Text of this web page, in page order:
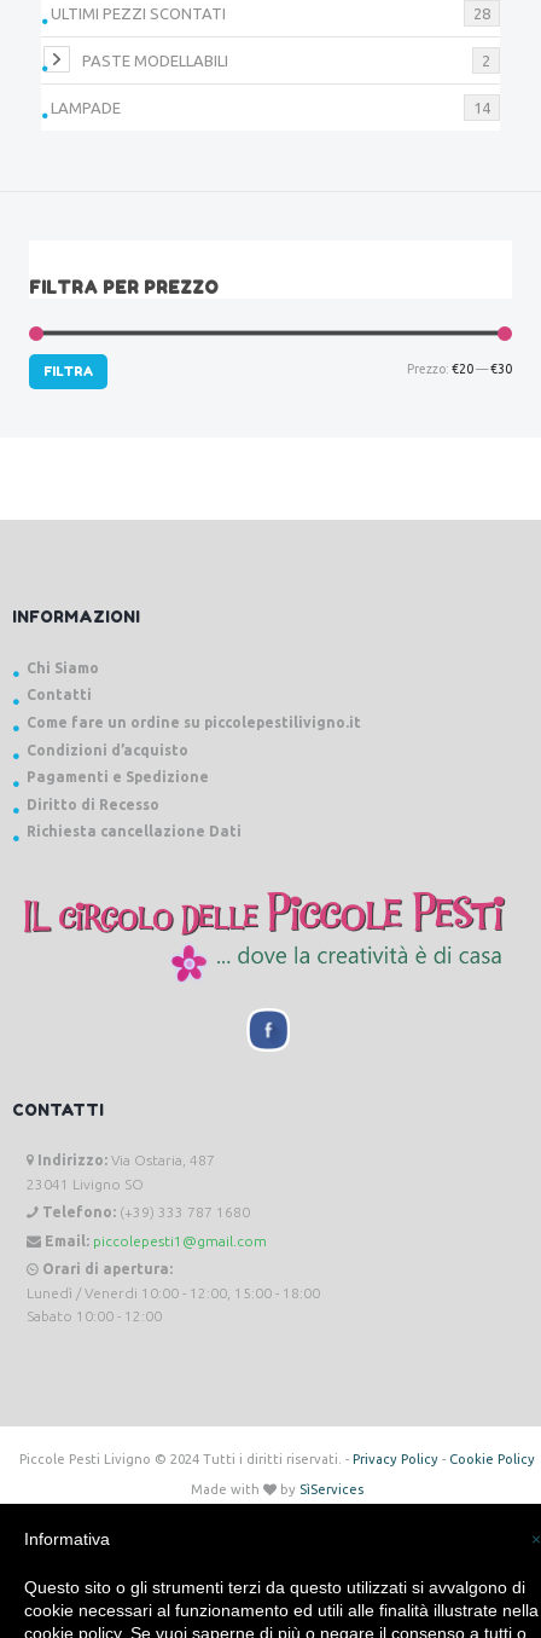
ULTIMI PEZZI SCONTATI 28
PASTE MODELLABILI 2
LAMPADE 14
FILTRA PER PREZZO
FILTRA Prezzo: €20—€30
INFORMAZIONI
Chi Siamo
Contatti
Come fare un ordine su piccolepestilivigno.it
Condizioni d’acquisto
Pagamenti e Spedizione
Diritto di Recesso
Richiesta cancellazione Dati
CONTATTI
Indirizzo: Via Ostaria, 487
23041 Livigno SO
Telefono: (+39) 333 787 1680
Email: piccolepesti1@gmail.com
Orari di apertura:
Lunedì / Venerdi 10:00 - 12:00, 15:00 - 18:00
Sabato 10:00 - 12:00
Piccole Pesti Livigno © 2024 Tutti i diritti riservati. - Privacy Policy- Cookie Policy
Made with by SìServices
×
Informativa
Questo sito o gli strumenti terzi da questo utilizzati si avvalgono di
cookie necessari al funzionamento ed utili alle finalità illustrate nella
cookie policy. Se vuoi saperne di più o negare il consenso a tutti o